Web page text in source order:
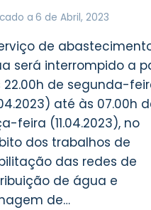
a 6 de Abril, 2023
de
será interrompido a
22.00h de segunda-
até às 07.00h
feira (11.04.2023), no
dos trabalhos de
das redes de
de água e
de…